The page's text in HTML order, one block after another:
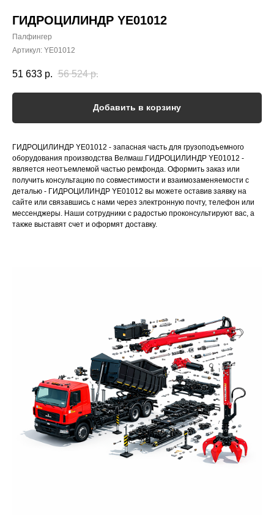
ГИДРОЦИЛИНДР YE01012
Палфингер
Артикул: YE01012
51 633 р. 56 524 р.
Добавить в корзину
ГИДРОЦИЛИНДР YE01012 - запасная часть для грузоподъемного
оборудования производства Велмаш.ГИДРОЦИЛИНДР YE01012 -
является неотъемлемой частью ремфонда. Оформить заказ или
получить консультацию по совместимости и взаимозаменяемости с
деталью - ГИДРОЦИЛИНДР YE01012 вы можете оставив заявку на
сайте или связавшись с нами через электронную почту, телефон или
мессенджеры. Наши сотрудники с радостью проконсультируют вас, а
также выставят счет и оформят доставку.